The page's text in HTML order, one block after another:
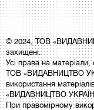
© 2024, ТОВ
захищені.
Усі права на
ТОВ «ВИДАВНИЦТВО
використання
«ВИДАВНИЦТВО
При правомірному